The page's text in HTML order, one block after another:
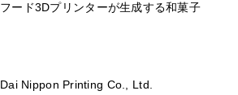
フード3Dプリンターが生成する和菓子
Dai Nippon Printing Co., Ltd.